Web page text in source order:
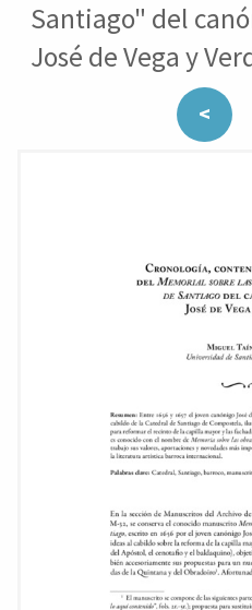
Santiago" del
José de Vega y
<